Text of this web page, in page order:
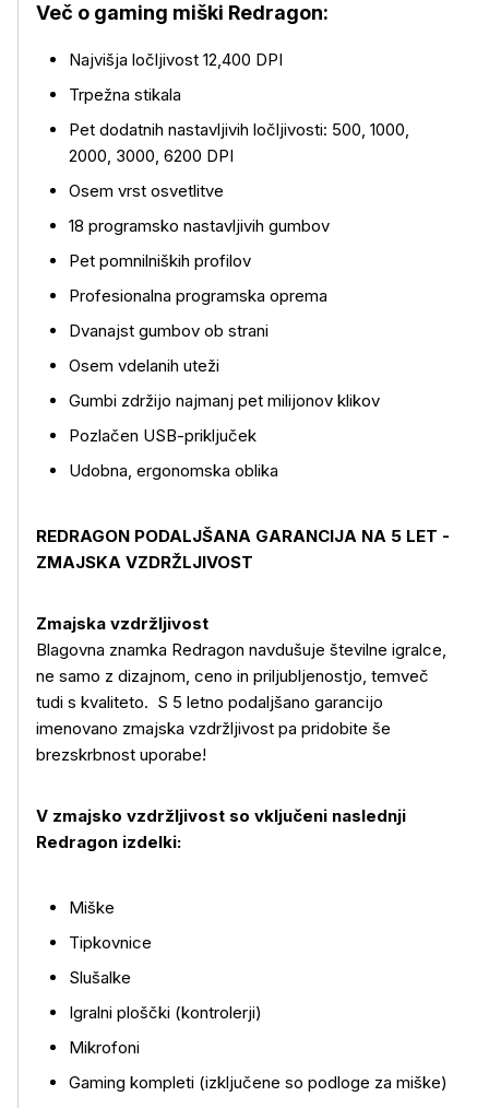
Več o izdelku
Več o gaming miški Redragon:
Najvišja ločljivost 12,400 DPI
Trpežna stikala
Pet dodatnih nastavljivih ločljivosti: 500, 1000,
2000, 3000, 6200 DPI
Osem vrst osvetlitve
18 programsko nastavljivih gumbov
Pet pomnilniških profilov
Profesionalna programska oprema
Dvanajst gumbov ob strani
Osem vdelanih uteži
Gumbi zdržijo najmanj pet milijonov klikov
Pozlačen USB-priključek
Udobna, ergonomska oblika
REDRAGON PODALJŠANA GARANCIJA NA 5 LET -
ZMAJSKA VZDRŽLJIVOST
Zmajska vzdržljivost
Blagovna znamka Redragon navdušuje številne igralce,
ne samo z dizajnom, ceno in priljubljenostjo, temveč
tudi s kvaliteto. S 5 letno podaljšano garancijo
imenovano zmajska vzdržljivost pa pridobite še
brezskrbnost uporabe!
V zmajsko vzdržljivost so vključeni naslednji
Redragon izdelki:
Miške
Tipkovnice
Slušalke
Igralni ploščki (kontrolerji)
Mikrofoni
Gaming kompleti (izključene so podloge za miške)